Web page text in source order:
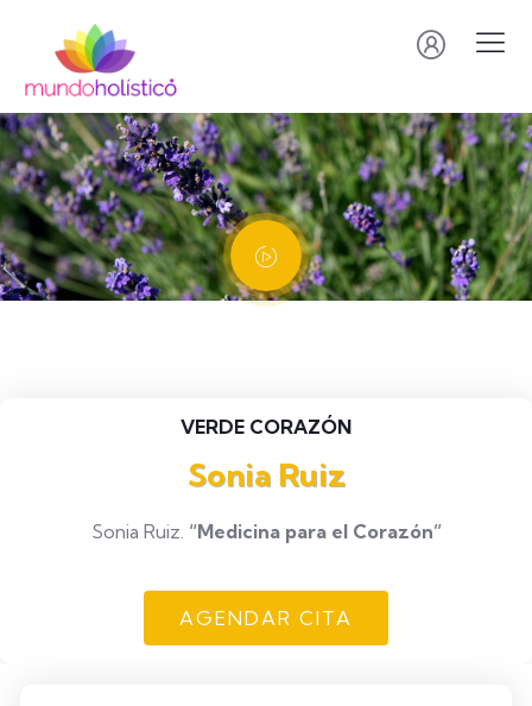
VERDE CORAZÓN
Sonia Ruiz
Sonia Ruiz. “Medicina para el Corazón”
AGENDAR CITA